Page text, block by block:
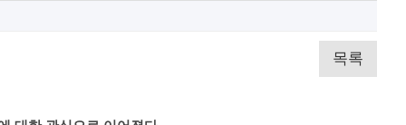
목록